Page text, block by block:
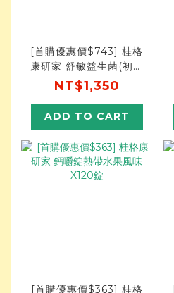
[首購優惠價$743] 桂格
康研家 舒敏益生菌(初乳
免疫球蛋白配方) 30包
NT$1,350
ADD TO CART
[首購優惠價$363] 桂格